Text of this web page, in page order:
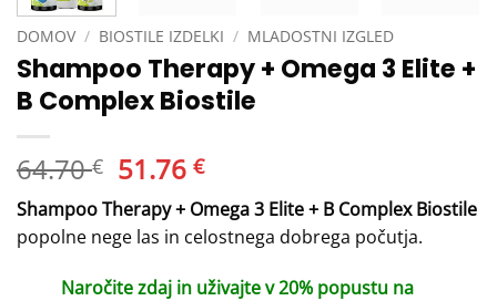
DOMOV / BIOSTILE IZDELKI / MLADOSTNI IZGLED
Shampoo Therapy + Omega 3 Elite +
B Complex Biostile
64.70€ Izvirna
je
bila:
64.70 €.
51.76€Trenutna
cena
je:
51.76 €.
Shampoo Therapy + Omega 3 Elite + B Complex Biostile
popolne nege las in celostnega dobrega počutja.
Naročite zdaj in uživajte v 20% popustu na